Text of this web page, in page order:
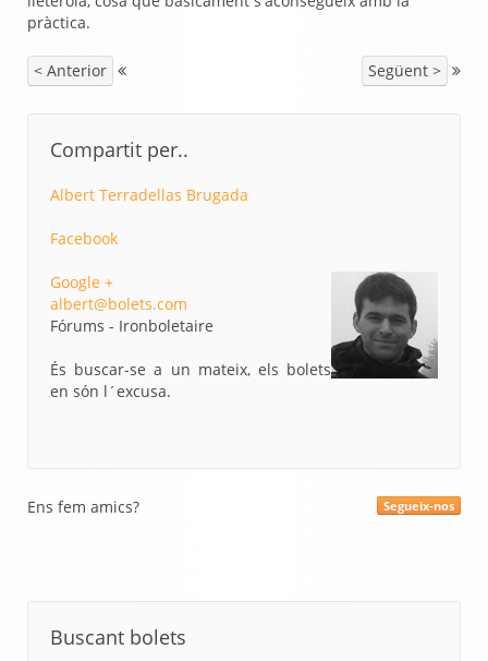
pràctica.
< Anterior Següent >
Compartit per..
Albert Terradellas Brugada
Facebook
Google +
albert@bolets.com
Fórums - Ironboletaire
És buscar-se a un mateix, els bolets
en són l´excusa.
Segueix-nos
Ens fem amics?
Buscant bolets